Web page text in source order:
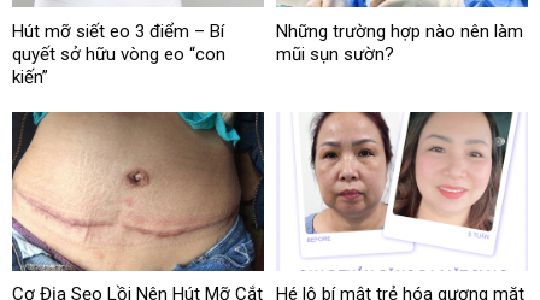
Hút mỡ siết eo 3 điểm – Bí
quyết sở hữu vòng eo “con
kiến”
Những trường hợp nào nên làm
mũi sụn sườn?
Cơ Địa Sẹo Lồi Nên Hút Mỡ Cắt
Hé lộ bí mật trẻ hóa gương mặt